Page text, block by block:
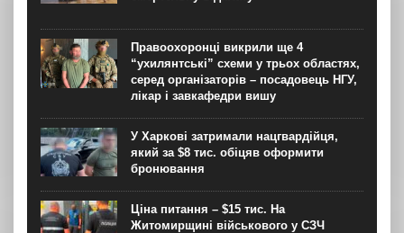
Правоохоронці викрили ще 4
“ухилянтські” схеми у трьох областях,
серед організаторів – посадовець НГУ,
лікар і завкафедри вишу
У Харкові затримали нацгвардійця,
який за $8 тис. обіцяв оформити
бронювання
Ціна питання – $15 тис. На
Житомирщині військового у СЗЧ